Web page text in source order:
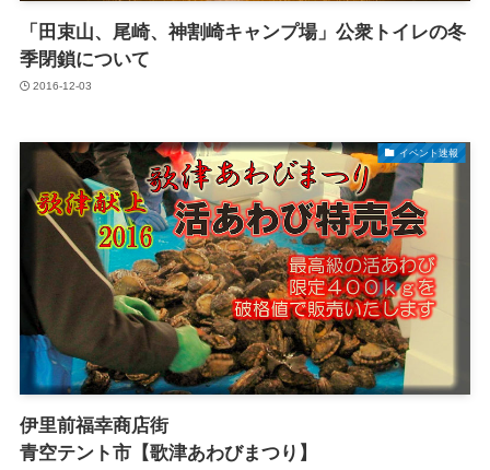
「田束山、尾崎、神割崎キャンプ場」公衆トイレの冬
季閉鎖について
2016-12-03
イベント速報
伊里前福幸商店街
青空テント市【歌津あわびまつり】